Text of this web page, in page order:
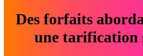
Des forfaits
une tarification